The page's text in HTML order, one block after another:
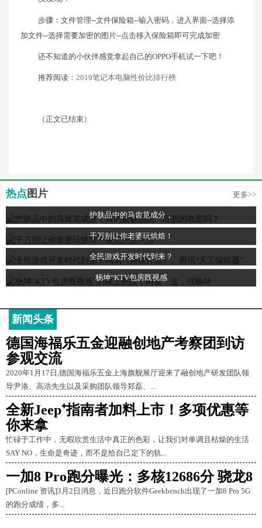
步骤：文件管理--文件保险箱--输入密码，进入界面--选择添
加文件--选择需要加密的图片--点击移入保险箱即可完成加密
还不知道的小伙伴感觉拿起自己的OPPO手机试一下吧！
推荐阅读： 2019笔记本电脑性价比排行榜
（正文已结束）
热点 图片 更多>>
护肤品中的马齿苋成分，
千万别让你老婆玩烘焙！
全民游戏开发时代到来？
杨坤“KTV包房既视感
新闻头条
德国海福乐五金迎融创地产考察团到访
参观交流
2020年1月17日,德国海福乐五金上海旗舰展厅迎来了融创地产研发团队领
导尹洛、高浩先生以及采购团队领导郑磊、...
全新Jeep⁺指南者加料上市！多项优惠等
你来拿
忙碌于工作中，无暇欣赏生活中真正的色彩，让我们对单调且枯燥的生活
SAY NO，生命是奇迹，而不是给自己定下的轨...
一加8 Pro跑分曝光：多核12686分 骁龙8
[PConline 资讯]3月2日消息，近日跑分软件Geekbench出现了一加8 Pro 5G
的跑分成绩，多...